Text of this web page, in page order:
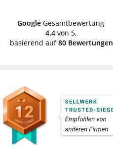
GoogleGesamtbewertung
4.4von 5,
basierend auf80 Bewertungen